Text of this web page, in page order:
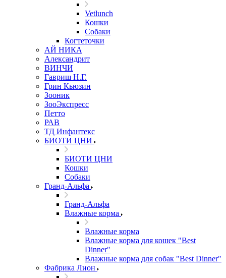
Vetlunch
Кошки
Собаки
Когтеточки
АЙ НИКА
Александрит
ВИНЧИ
Гавриш Н.Г.
Грин Кьюзин
Зооник
ЗооЭкспресс
Петто
РАВ
ТД Инфантекс
БИОТИ ЦНИ
БИОТИ ЦНИ
Кошки
Собаки
Гранд-Альфа
Гранд-Альфа
Влажные корма
Влажные корма
Влажные корма для кошек "Best
Dinner"
Влажные корма для собак "Best Dinner"
Фабрика Лион